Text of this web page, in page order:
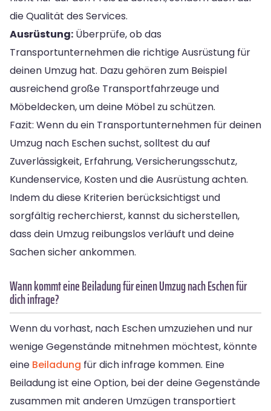
die Qualität des Services.
Ausrüstung: Überprüfe, ob das
Transportunternehmen die richtige Ausrüstung für
deinen Umzug hat. Dazu gehören zum Beispiel
ausreichend große Transportfahrzeuge und
Möbeldecken, um deine Möbel zu schützen.
Fazit: Wenn du ein Transportunternehmen für deinen
Umzug nach Eschen suchst, solltest du auf
Zuverlässigkeit, Erfahrung, Versicherungsschutz,
Kundenservice, Kosten und die Ausrüstung achten.
Indem du diese Kriterien berücksichtigst und
sorgfältig recherchierst, kannst du sicherstellen,
dass dein Umzug reibungslos verläuft und deine
Sachen sicher ankommen.
Wann kommt eine Beiladung für einen Umzug nach Eschen für
dich infrage?
Wenn du vorhast, nach Eschen umzuziehen und nur
wenige Gegenstände mitnehmen möchtest, könnte
eine Beiladung für dich infrage kommen. Eine
Beiladung ist eine Option, bei der deine Gegenstände
zusammen mit anderen Umzügen transportiert